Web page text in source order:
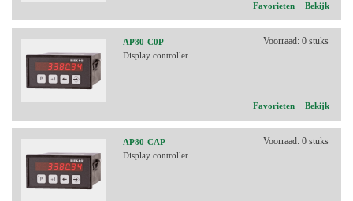
Favorieten Bekijk
Voorraad: 0 stuks
AP80-C0P
Display controller
Favorieten Bekijk
Voorraad: 0 stuks
AP80-CAP
Display controller